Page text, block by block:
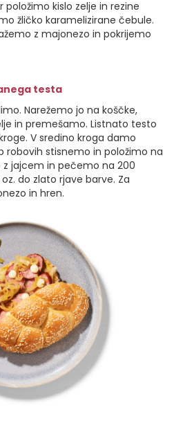
kislo zelje in rezine
žličko karamelizirane čebule.
z majonezo in pokrijemo
testa
Narežemo jo na koščke,
in premešamo. Listnato testo
V sredino kroga damo
robovih stisnemo in položimo na
jajcem in pečemo na 200
do zlato rjave barve. Za
in hren.